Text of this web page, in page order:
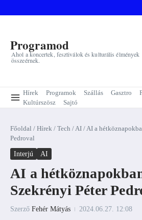
Programod
Ahol a koncertek, fesztiválok és kulturális élmények
összeérnek.
Hírek Programok Szállás Gasztro
Kultúrszösz
Sajtó
Főoldal / Hírek / Tech /AI /AI a
Pedroval
Interjú AI
AI a
Szekrényi Péter
Szerző Fehér Mátyás 2024.06.27. 12:08